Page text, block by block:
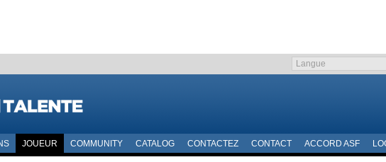
JOUEUR COMMUNITY CATALOG CONTACTEZ CONTACT ACCORD ASF